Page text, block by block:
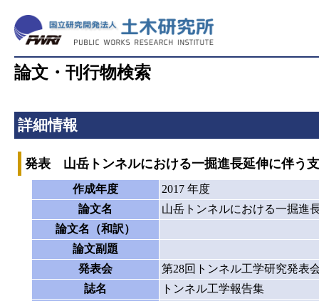
論文・刊行物検索
詳細情報
発表 山岳トンネルにおける一掘進長延伸に伴う
作成年度
2017 年度
論文名
山岳トンネルにおける一掘進
論文名（和訳）
論文副題
発表会
第28回トンネル工学研究発表
誌名
トンネル工学報告集